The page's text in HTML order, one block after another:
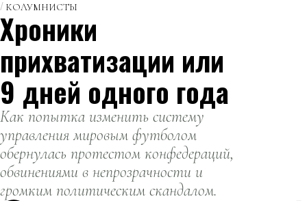
и у людей.
до 30 лет.
КОЛУМНИСТЫ
Хроники
прихватизации или
9 дней одного года
Как попытка изменить систему
управления мировым футболом
обернулась протестом конфедераций,
обвинениями в непрозрачности и
громким политическим скандалом.